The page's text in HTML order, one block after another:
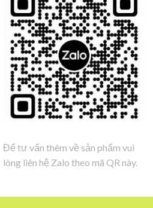
Để tư vấn thêm về sản phẩm vui
lòng liên hệ Zalo theo mã QR này.